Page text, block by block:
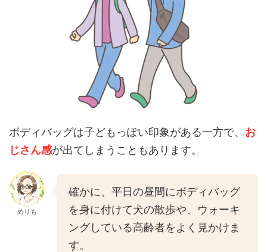
ボディバッグは子どもっぽい印象がある一方で、 お
じさん感が出てしまうこともあります。
めりも
確かに、平日の昼間にボディバッグ
を身に付けて犬の散歩や、ウォーキ
ングしている高齢者をよく見かけま
す。